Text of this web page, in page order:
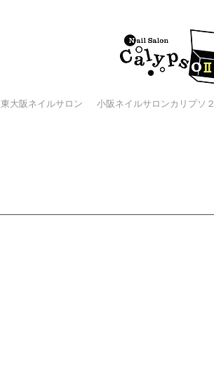
東大阪ネイルサロン 小阪ネイルサロンカリプソ２